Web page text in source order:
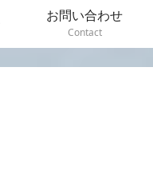
お問い合わせ
Contact